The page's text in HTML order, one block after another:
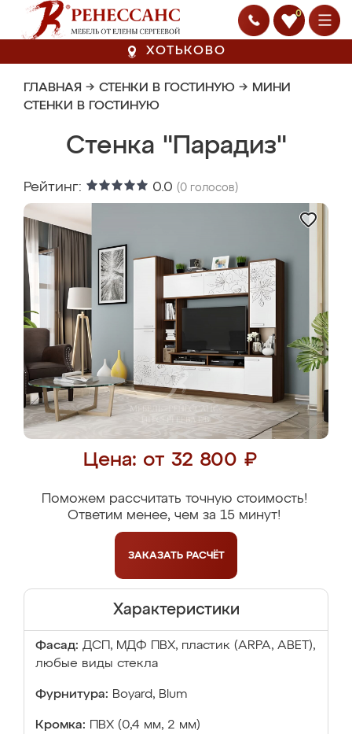
0
ХОТЬКОВО
ГЛАВНАЯ → СТЕНКИ В ГОСТИНУЮ → МИНИ
СТЕНКИ В ГОСТИНУЮ
Стенка "Парадиз"
Рейтинг: 0.0 (0 голосов)
Цена: от 32 800 ₽
Поможем рассчитать точную стоимость!
Ответим менее, чем за 15 минут!
ЗАКАЗАТЬ РАСЧЁТ
Характеристики
Фасад: ДСП, МДФ ПВХ, пластик (ARPA, ABET),
любые виды стекла
Фурнитура: Boyard, Blum
Кромка: ПВХ (0,4 мм, 2 мм)